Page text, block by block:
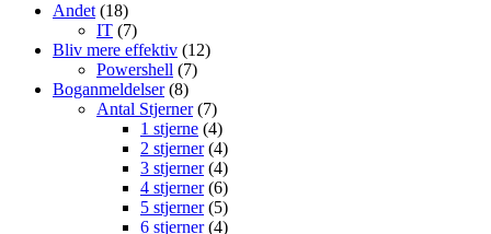
Andet (18)
IT (7)
Bliv mere effektiv (12)
Powershell (7)
Boganmeldelser(8)
Antal Stjerner(7)
1 stjerne (4)
2 stjerner(4)
3 stjerner(4)
4 stjerner(6)
5 stjerner(5)
6 stjerner(4)